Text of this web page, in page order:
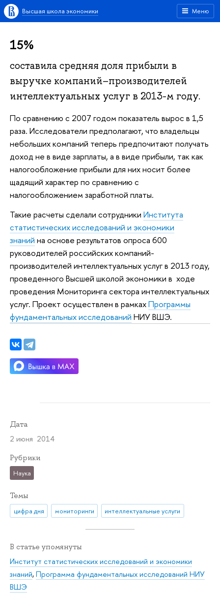
Меню
Высшая школа экономики
15%
составила средняя доля прибыли в
выручке компаний–производителей
интеллектуальных услуг в 2013-м году.
По сравнению с 2007 годом показатель вырос в 1,5
раза. Исследователи предполагают, что владельцы
небольших компаний теперь предпочитают получать
доход не в виде зарплаты, а в виде прибыли, так как
налогообложение прибыли для них носит более
щадящий характер по сравнению с
налогообложением заработной платы.
Такие расчеты сделали сотрудники Института
статистических исследований и экономики
знаний на основе результатов опроса 600
руководителей российских компаний-
производителей интеллектуальных услуг в 2013 году,
проведенного Высшей школой экономики в ходе
проведения Мониторинга сектора интеллектуальных
услуг. Проект осуществлен в рамкахПрограммы
фундаментальных исследований НИУ ВШЭ.
Дата
2 июня 2014
Рубрики
Наука
Темы
цифра дня мониторинги интеллектуальные услуги
В статье упомянуты
Институт статистических исследований и экономики
знаний,Программа фундаментальных исследований НИУ
ВШЭ